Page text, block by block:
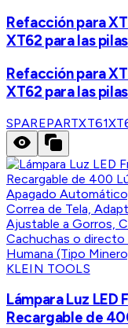
Refacción para
XT62 para las pilas
Refacción para
XT62 para las pilas
KLEIN TOOLS
Lámpara Luz LED
Recargable de